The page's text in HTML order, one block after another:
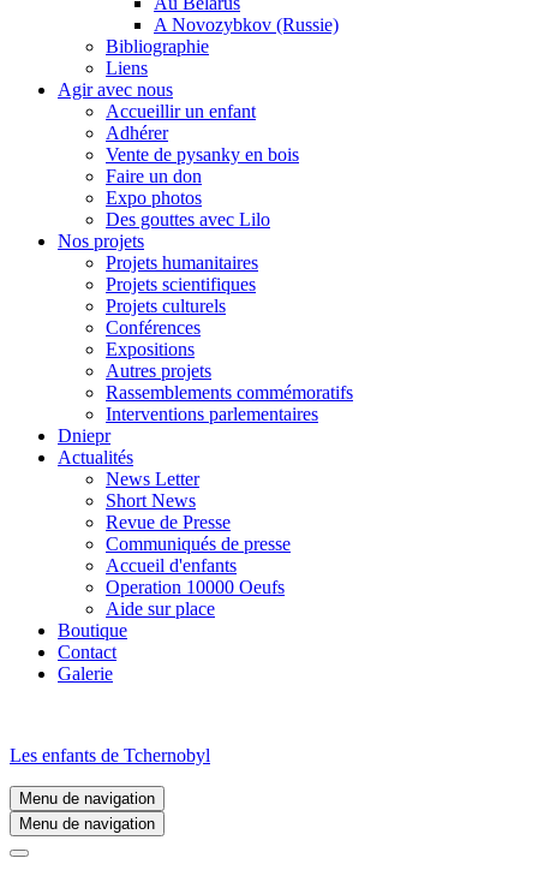
A Novozybkov (Russie)
Bibliographie
Liens
Agir avec nous
Accueillir un enfant
Adhérer
Vente de pysanky en bois
Faire un don
Expo photos
Des gouttes avec Lilo
Nos projets
Projets humanitaires
Projets scientifiques
Projets culturels
Conférences
Expositions
Autres projets
Rassemblements commémoratifs
Interventions parlementaires
Dniepr
Actualités
News Letter
Short News
Revue de Presse
Communiqués de presse
Accueil d'enfants
Operation 10000 Oeufs
Aide sur place
Boutique
Contact
Galerie
Les enfants de Tchernobyl
Menu de navigation
Menu de navigation